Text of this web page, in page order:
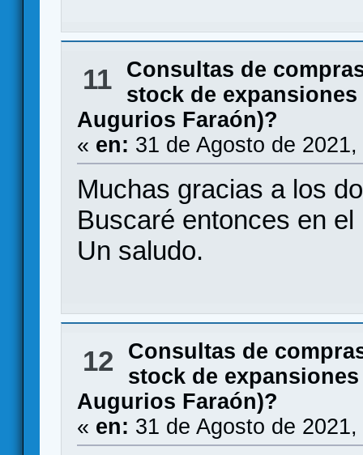
11
Consultas de
stock de
Augurios Faraón)?
« en: 31 de Agosto de
Muchas gracias a los
Buscaré entonces en
Un saludo.
12
Consultas de
stock de
Augurios Faraón)?
« en: 31 de Agosto de